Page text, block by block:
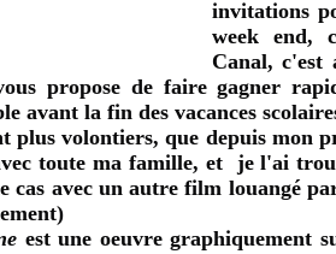
invitations
week end,
Canal, c'est
propose de faire gagner
avant la fin des vacances
plus volontiers, que depuis mon
toute ma famille, et je l'ai
cas avec un autre film louangé
est une oeuvre graphiquement